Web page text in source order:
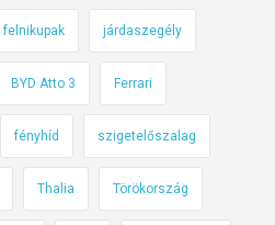
felnikupak járdaszegély
BYD Atto 3 Ferrari
fényhíd szigetelőszalag
Thalia Törökország